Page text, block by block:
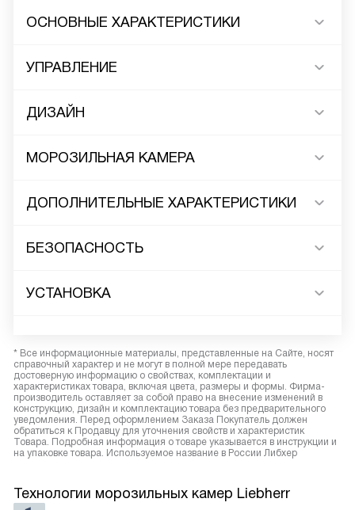
ОСНОВНЫЕ ХАРАКТЕРИСТИКИ
УПРАВЛЕНИЕ
ДИЗАЙН
МОРОЗИЛЬНАЯ КАМЕРА
ДОПОЛНИТЕЛЬНЫЕ ХАРАКТЕРИСТИКИ
БЕЗОПАСНОСТЬ
УСТАНОВКА
* Все информационные материалы, представленные на Сайте, носят
справочный характер и не могут в полной мере передавать
достоверную информацию о свойствах, комплектации и
характеристиках товара, включая цвета, размеры и формы. Фирма-
производитель оставляет за собой право на внесение изменений в
конструкцию, дизайн и комплектацию товара без предварительного
уведомления. Перед оформлением Заказа Покупатель должен
обратиться к Продавцу для уточнения свойств и характеристик
Товара. Подробная информация о товаре указывается в инструкции и
на упаковке товара. Используемое название в России Либхер
Технологии морозильных камер Liebherr